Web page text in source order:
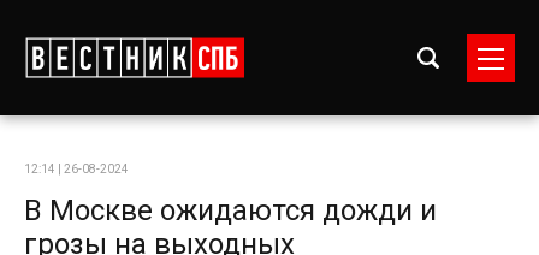
12:14 | 26-08-2024
В Москве ожидаются дожди и
грозы на выходных